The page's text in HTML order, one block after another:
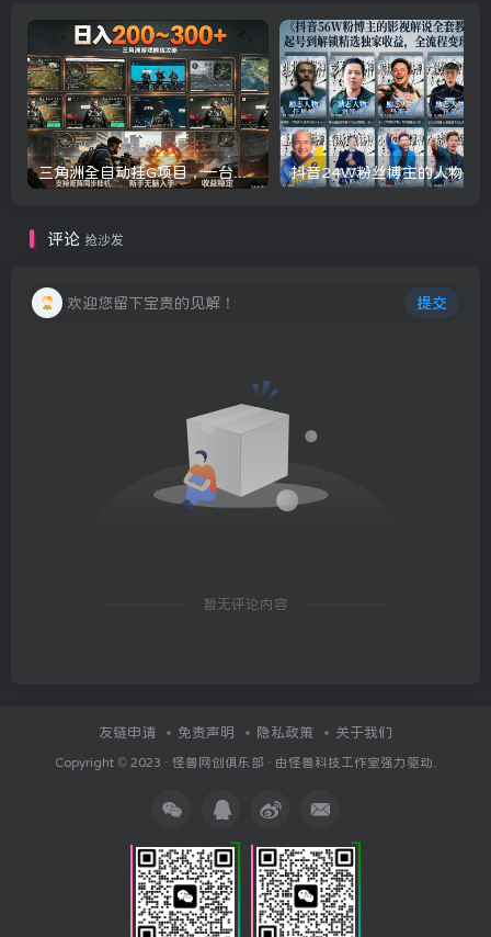
三角洲全自动挂G项目，一台电脑即可操作，防封稳账号，日收益300+，收益全程包回收，省心稳賺【揭秘】
评论 抢沙发
欢迎您留下宝贵的见解！ 提交
暂无评论内容
友链申请 免责声明 隐私政策 关于我们
Copyright © 2023 · 怪兽网创俱乐部 · 由怪兽科技工作室强力驱动.